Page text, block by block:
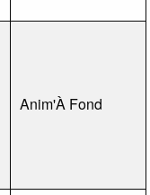
Anim'À Fond